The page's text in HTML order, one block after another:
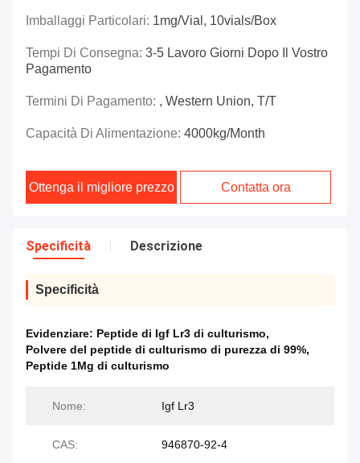
Imballaggi Particolari: 1mg/vial, 10vials/box
Tempi Di Consegna: 3-5 Lavoro Giorni Dopo Il Vostro
Pagamento
Termini Di Pagamento: , Western Union, T/T
Capacità Di Alimentazione: 4000kg/month
Ottenga il migliore prezzo Contatta ora
Specificità Descrizione
Specificità
Evidenziare: Peptide di Igf Lr3 di culturismo,
Polvere del peptide di culturismo di purezza di 99%,
Peptide 1Mg di culturismo
Nome: Igf Lr3
CAS: 946870-92-4